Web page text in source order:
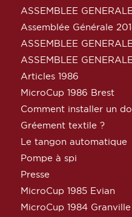
ASSEMBLEE
Assemblée Générale
ASSEMBLEE
ASSEMBLEE
Articles 1986
MicroCup 1986 Brest
Comment installer un
Gréement textile ?
Le tangon automatique
Pompe à spi
Presse
MicroCup 1985 Evian
MicroCup 1984 Granville